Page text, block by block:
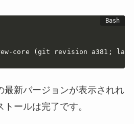
core
( git revision a381 ; last
最新バージョンが表示されれ
ールは完了です。